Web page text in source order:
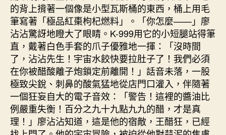
的背上揹著一個像是小型瓦斯桶的東西，桶上用毛
筆寫著「極品紅棗枸杞燃料」。「你怎麼——」廖
沾沾驚訝地瞪大了眼睛。K-999用它的小短腿站得筆
直，戴著白色手套的爪子優雅地一揮：「沒時間
了，沾沾先生！宇宙水餃快要拉肚子了！我們必須
在你被醋酸離子炮鎖定前離開！」話音未落，一股
極致尖銳、刺鼻的酸氣猛地從店門口灌入，伴隨著
一個狂妄自大的電子音效：「警告！這裡的醬油比
例嚴重失衡！百分之九十九點九九的醋，才是真
理！」廖沾沾知道，這是他的宿敵，王醋狂，已經